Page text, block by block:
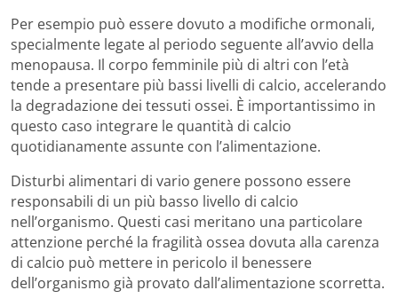
Per esempio può essere dovuto a modifiche ormonali,
specialmente legate al periodo seguente all’avvio della
menopausa. Il corpo femminile più di altri con l’età
tende a presentare più bassi livelli di calcio, accelerando
la degradazione dei tessuti ossei. È importantissimo in
questo caso integrare le quantità di calcio
quotidianamente assunte con l’alimentazione.
Disturbi alimentari di vario genere possono essere
responsabili di un più basso livello di calcio
nell’organismo. Questi casi meritano una particolare
attenzione perché la fragilità ossea dovuta alla carenza
di calcio può mettere in pericolo il benessere
dell’organismo già provato dall’alimentazione scorretta.